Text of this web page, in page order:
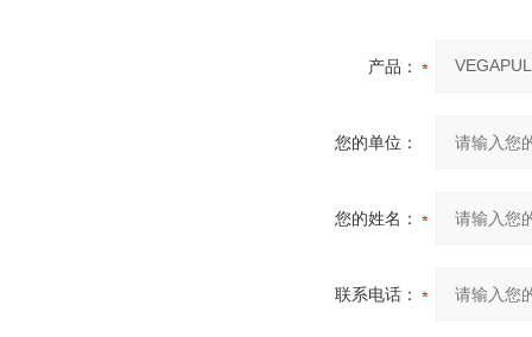
产品：
您的单位：
您的姓名：
联系电话：